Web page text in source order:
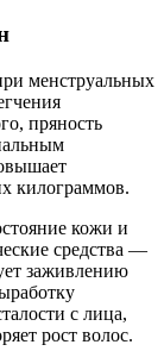
менструальных
пряность
килограммов.
кожи и
средства —
заживлению
с лица,
рост волос.